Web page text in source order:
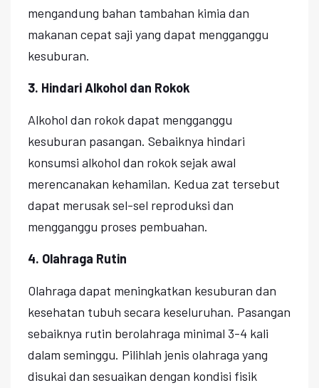
mengandung bahan tambahan kimia dan
makanan cepat saji yang dapat mengganggu
kesuburan.
3. Hindari Alkohol dan Rokok
Alkohol dan rokok dapat mengganggu
kesuburan pasangan. Sebaiknya hindari
konsumsi alkohol dan rokok sejak awal
merencanakan kehamilan. Kedua zat tersebut
dapat merusak sel-sel reproduksi dan
mengganggu proses pembuahan.
4. Olahraga Rutin
Olahraga dapat meningkatkan kesuburan dan
kesehatan tubuh secara keseluruhan. Pasangan
sebaiknya rutin berolahraga minimal 3-4 kali
dalam seminggu. Pilihlah jenis olahraga yang
disukai dan sesuaikan dengan kondisi fisik